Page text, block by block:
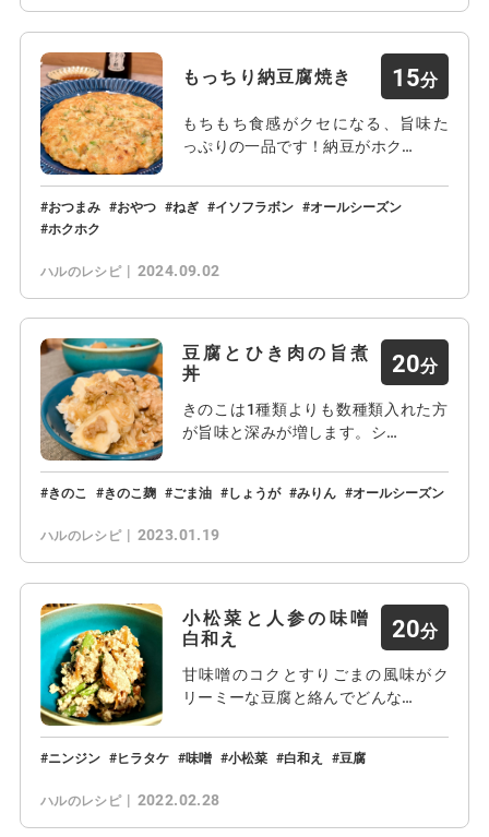
もっちり納豆腐焼き 15
もちもち食感がクセになる、旨味た
っぷりの一品です！納豆がホク…
おつまみ おやつ ねぎ イソフラボン
オールシーズン
ホクホク
ハルのレシピ 2024.09.02
豆腐とひき肉の旨煮
丼
20
きのこは1種類よりも数種類入れた方
が旨味と深みが増します。シ…
きのこ きのこ麹 ごま油 しょうが みりん オールシーズン
ハルのレシピ 2023.01.19
小松菜と人参の味噌
白和え
20
甘味噌のコクとすりごまの風味がク
リーミーな豆腐と絡んでどんな…
ニンジン ヒラタケ 味噌 小松菜 白和え 豆腐
ハルのレシピ 2022.02.28